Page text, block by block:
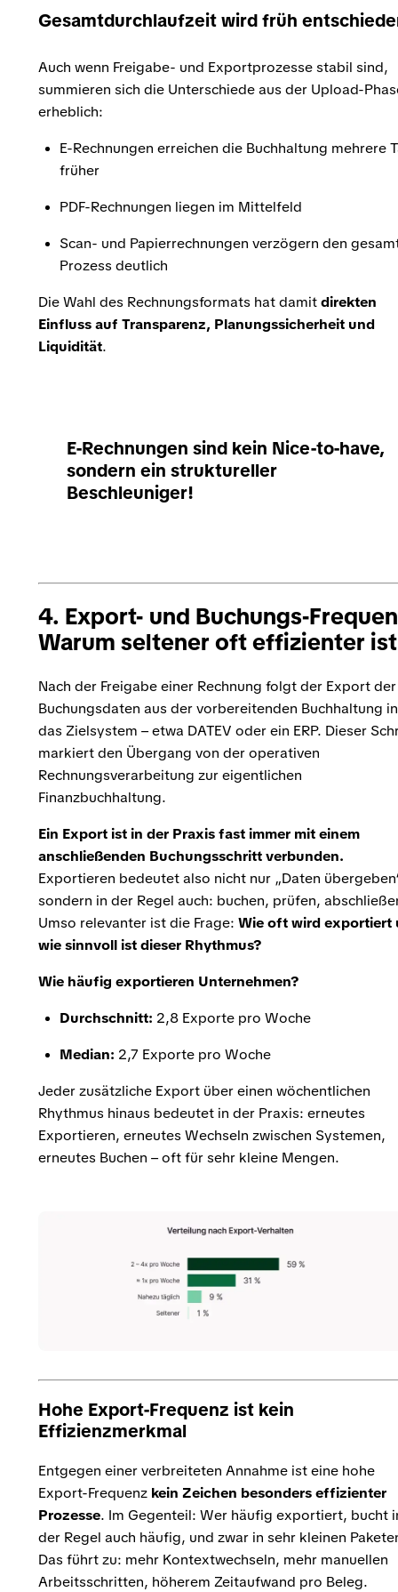
Gesamtdurchlaufzeit wird früh
Auch wenn Freigabe- und Exportprozesse stabil sind,
summieren sich die Unterschiede aus der Upload-
erheblich:
E-Rechnungen erreichen die Buchhaltung mehrere
früher
PDF-Rechnungen liegen im Mittelfeld
Scan- und Papierrechnungen verzögern den
Prozess deutlich
Die Wahl des Rechnungsformats hat damitdirekten
Einfluss auf Transparenz, Planungssicherheit und
Liquidität.
E-Rechnungen sind kein Nice-to-have,
sondern ein struktureller
Beschleuniger!
4. Export- und Buchungs-
Warum seltener oft effizienter ist
Nach der Freigabe einer Rechnung folgt der Export der
Buchungsdaten aus der vorbereitenden Buchhaltung in
das Zielsystem – etwa DATEV oder ein ERP. Dieser
markiert den Übergang von der operativen
Rechnungsverarbeitung zur eigentlichen
Finanzbuchhaltung.
Ein Export ist in der Praxis fast immer mit einem
anschließenden Buchungsschritt verbunden.
Exportieren bedeutet also nicht nur „Daten
sondern in der Regel auch: buchen, prüfen,
Umso relevanter ist die Frage: Wie oft wird exportiert
wie sinnvoll ist dieser Rhythmus?
Wie häufig exportieren Unternehmen?
Durchschnitt: 2,8 Exporte pro Woche
Median: 2,7 Exporte pro Woche
Jeder zusätzliche Export über einen wöchentlichen
Rhythmus hinaus bedeutet in der Praxis: erneutes
Exportieren, erneutes Wechseln zwischen Systemen,
erneutes Buchen – oft für sehr kleine Mengen.
Hohe Export-Frequenz ist kein
Effizienzmerkmal
Entgegen einer verbreiteten Annahme ist eine hohe
Export-Frequenz kein Zeichen besonders effizienter
Prozesse. Im Gegenteil: Wer häufig exportiert, bucht
der Regel auch häufig, und zwar in sehr kleinen
Das führt zu: mehr Kontextwechseln, mehr manuellen
Arbeitsschritten, höherem Zeitaufwand pro Beleg.